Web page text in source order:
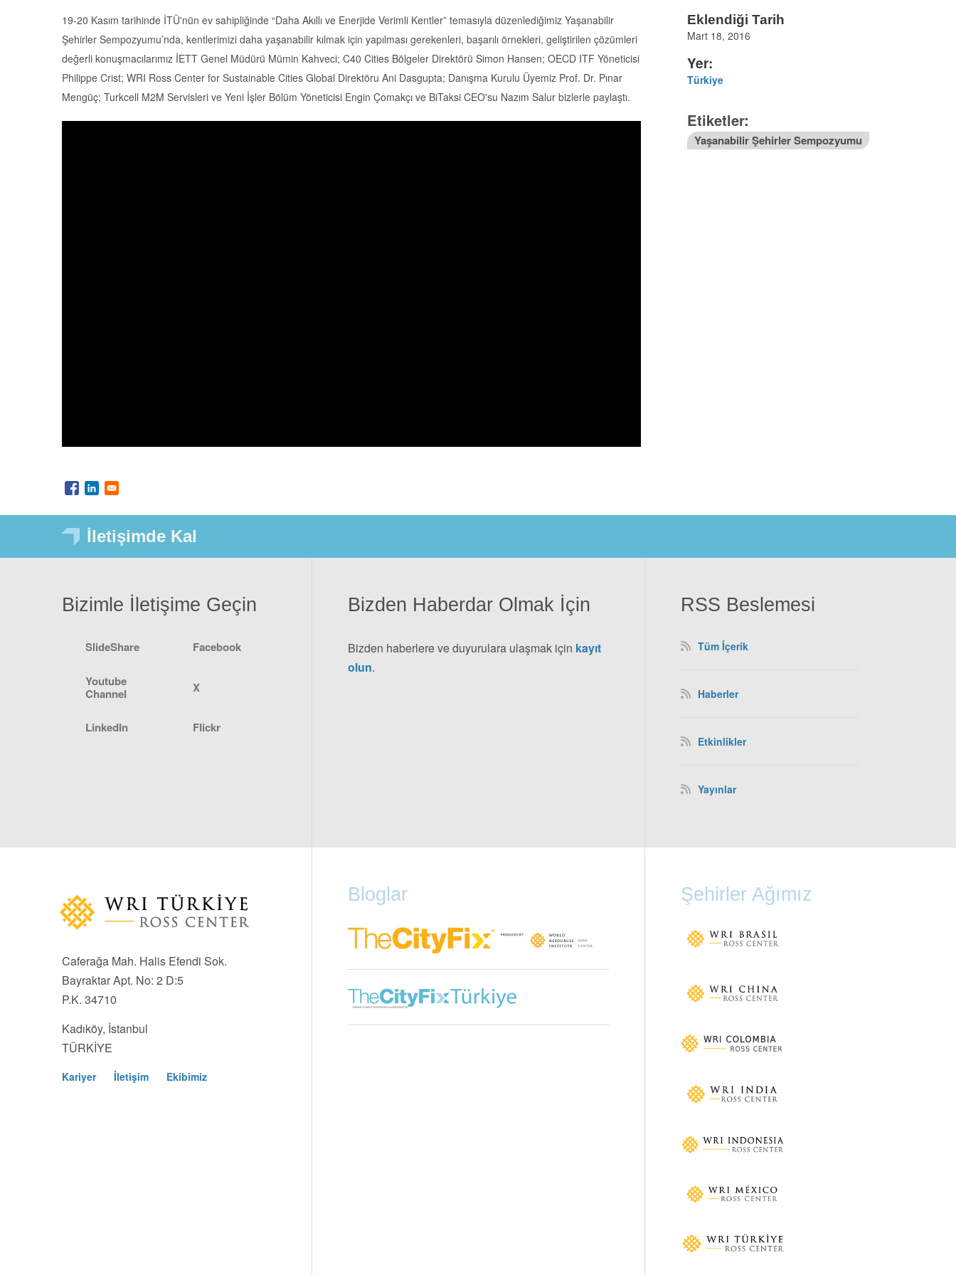
19-20 Kasım tarihinde İTÜ'nün ev sahipliğinde “Daha Akıllı ve Enerjide Verimli Kentler” temasıyla düzenlediğimiz Yaşanabilir
Şehirler Sempozyumu’nda, kentlerimizi daha yaşanabilir kılmak için yapılması gerekenleri, başarılı örnekleri, geliştirilen çözümleri
değerli konuşmacılarımız İETT Genel Müdürü Mümin Kahveci; C40 Cities Bölgeler Direktörü Simon Hansen; OECD ITF Yöneticisi
Philippe Crist; WRI Ross Center for Sustainable Cities Global Direktöru Ani Dasgupta; Danışma Kurulu Üyemiz Prof. Dr. Pınar
Mengüç; Turkcell M2M Servisleri ve Yeni İşler Bölüm Yöneticisi Engin Çomakçı ve BiTaksi CEO'su Nazım Salur bizlerle paylaştı.
Eklendiği Tarih
Mart 18, 2016
Yer:
Türkiye
Etiketler:
Yaşanabilir Şehirler Sempozyumu
İletişimde Kal
RSS Beslemesi
Tüm İçerik
Haberler
Etkinlikler
Yayınlar
Bizden Haberdar Olmak İçin
Bizden haberlere ve duyurulara ulaşmak için kayıt
olun.
Bizimle İletişime Geçin
SlideShare Facebook
Youtube
Channel
X
LinkedIn Flickr
Bloglar Şehirler Ağımız
Caferağa Mah. Halis Efendi Sok.
Bayraktar Apt. No: 2 D:5
P.K. 34710
Kadıköy, İstanbul
TÜRKİYE
Kariyer İletişim Ekibimiz